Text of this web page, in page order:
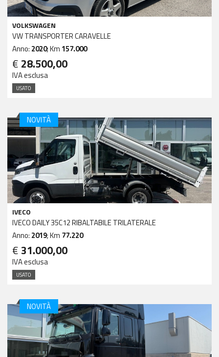
VOLKSWAGEN
VW TRANSPORTER CARAVELLE
Anno: 2020; Km 157.000
€ 28.500,00
IVA esclusa
USATO
NOVITÀ
IVECO
IVECO DAILY 35C12 RIBALTABILE TRILATERALE
Anno: 2019; Km 77.220
€ 31.000,00
IVA esclusa
USATO
NOVITÀ